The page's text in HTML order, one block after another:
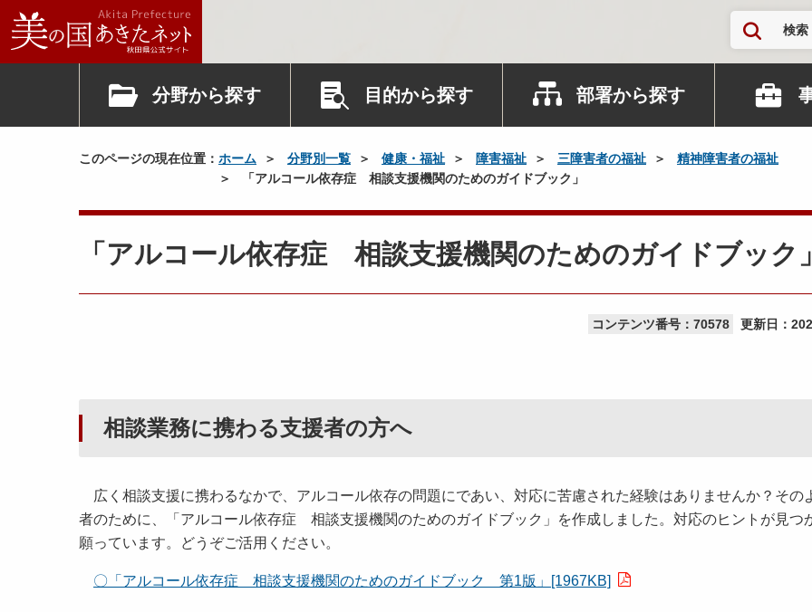
検索
分野から探す 目的から探す 部署から探す
このページの現在位置： ホーム 分野別一覧 健康・福祉 障害福祉 三障害者の福祉
精神障害者の福祉
「アルコール依存症 相談支援機関のためのガイドブック」
「アルコール依存症 相談支援機関のためのガイドブック
コンテンツ番号：70578 更新日：
相談業務に携わる支援者の方へ
広く相談支援に携わるなかで、アルコール依存の問題にであい、対応に苦慮された経験はありませんか？その
者のために、「アルコール依存症 相談支援機関のためのガイドブック」を作成しました。対応のヒントが見つ
願っています。どうぞご活用ください。
〇「アルコール依存症 相談支援機関のためのガイドブック 第1版」[1967KB]